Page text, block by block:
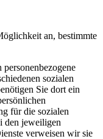
an, bestimmte
sozialen
Sie dort ein
für die sozialen
den jeweiligen
verweisen wir sie